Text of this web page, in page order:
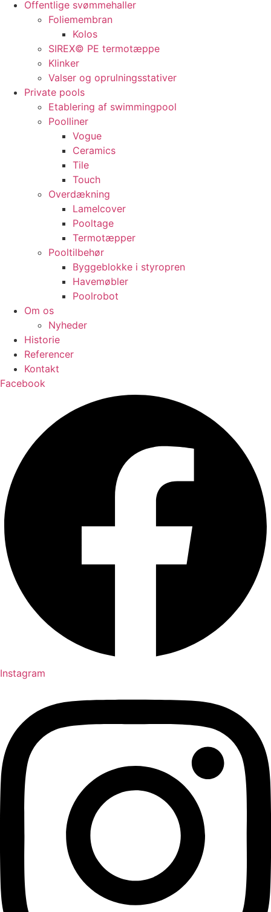
Offentlige svømmehaller
Foliemembran
Kolos
SIREX© PE termotæppe
Klinker
Valser og oprulningsstativer
Private pools
Etablering af swimmingpool
Poolliner
Vogue
Ceramics
Tile
Touch
Overdækning
Lamelcover
Pooltage
Termotæpper
Pooltilbehør
Byggeblokke i styropren
Havemøbler
Poolrobot
Om os
Nyheder
Historie
Referencer
Kontakt
Facebook
Instagram